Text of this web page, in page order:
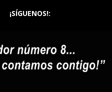
¡SÍGUENOS!: